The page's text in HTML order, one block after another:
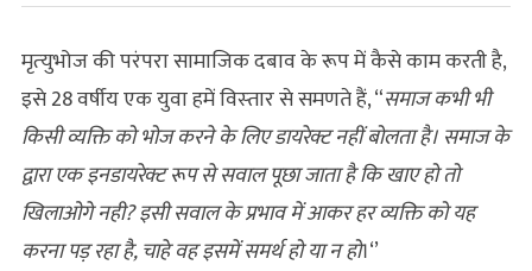
मृत्‍युभोज की परंपरा सामाजिक दबाव के रूप में कैसे काम करती है,
इसे 28 वर्षीय एक युवा हमें विस्‍तार से समणते हैं, “समाज कभी भी
किसी व्यक्ति को भोज करने के लिए डायरेक्ट नहीं बोलता है। समाज के
द्वारा एक इनडायरेक्ट रूप से सवाल पूछा जाता है कि खाए हो तो
खिलाओगे नही? इसी सवाल के प्रभाव में आकर हर व्यक्ति को यह
करना पड़ रहा है, चाहे वह इसमें समर्थ हो या न हो।‘’